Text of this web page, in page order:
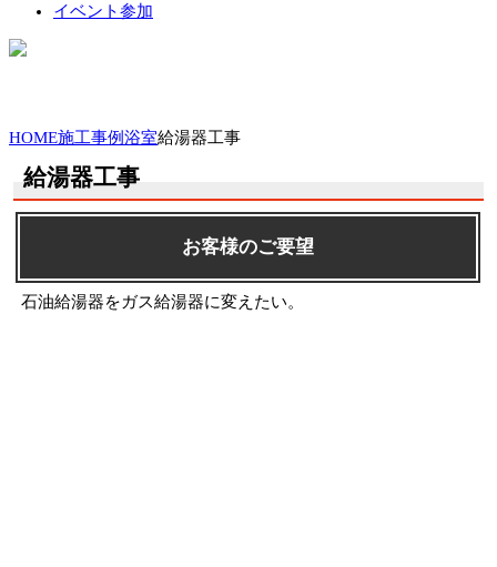
イベント参加
HOME施工事例浴室給湯器工事
給湯器工事
お客様のご要望
石油給湯器をガス給湯器に変えたい。